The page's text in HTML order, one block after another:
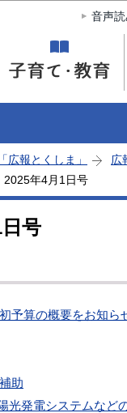
ページの本文へ移動
音声
広報とくしま」
広
年4月1日号
号
予算の概要をお知ら
助
発電システムなど